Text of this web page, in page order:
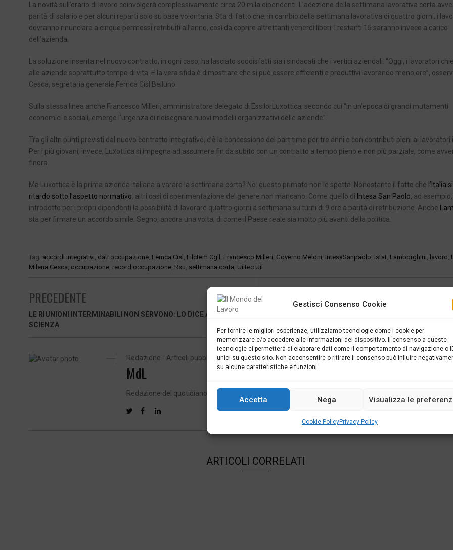
Gestisci Consenso Cookie
Per fornire le migliori esperienze, utilizziamo tecnologie come i cookie per
memorizzare e/o accedere alle informazioni del dispositivo. Il consenso a queste
tecnologie ci permetterà di elaborare dati come il comportamento di navigazione o
unici su questo sito. Non acconsentire o ritirare il consenso può influire
su alcune caratteristiche e funzioni.
Accetta Nega Visualizza le
Cookie PolicyPrivacy Policy
La novità sull’orario di lavoro coinvolgerà complessivamente circa 20 mila dipendenti. L’adozione della settimana lavorativa corta
parità di salario e per alcuni reparti solo su base volontaria. Sta di fatto che, in cambio della settimana lavorativa di quattro giorni, i
dovranno rinunciare a cinque permessi retribuiti all’anno, così da coprire altrettanti venerdì liberi. I restanti 15 saranno invece a carico
dell’azienda.
La soluzione inserita nel nuovo contratto, in ogni caso, ha lasciato soddisfatti sia i sindacati che i vertici aziendali. “Oggi, i lavoratori
alle aziende soprattutto tempo di vita. E la vera sfida è dimostrare che si può essere efficienti e produttivi lavorando meno ore”,
Cesca, segretaria generale Femca Cisl Belluno.
Sulla stessa linea anche Francesco Milleri, amministratore delegato di EssilorLuxottica, secondo cui “in un’epoca di grandi mutamenti
economici e sociali, emerge l’urgenza di ridisegnare nuovi modelli organizzativi delle aziende”.
Tra gli altri punti previsti dal nuovo contratto integrativo, c’è la concessione del part time per tre anni e con contributi pieni ai lavoratori
Per i più giovani, invece, Luxottica si impegna ad assumere fin da subito con un contratto a tempo pieno e non più parziale, come
finora.
Ma Luxottica è la prima azienda italiana a varare la settimana corta? No: questo primato non le spetta. Nonostante il fatto che l’Italia
ritardo sotto l’aspetto normativo, altri casi di sperimentazione del genere non mancano. Come quello di Intesa San Paolo, ad
introdotto per i propri dipendenti la possibilità di lavorare quattro giorni a settimana su turni di 9 ore a parità di retribuzione. Anche
sta per firmare un accordo simile. Segno, ancora una volta, di come il Paese reale sia molto più avanti della politica.
Tag: accordi integrativi, dati occupazione, Femca Cisl , Filctem Cgil , Francesco Milleri, Governo Meloni, IntesaSanpaolo, Istat, Lamborghini, lavoro,
Milena Cesca, occupazione, record occupazione, Rsu, settimana corta, Uiltec Uil
PRECEDENTE
LE RIUNIONI INTERMINABILI NON SERVONO: LO DICE ANCHE LA
SCIENZA
Redazione - Articoli pubblicati: 1
MdL
Redazione del quotidiano di attualità economica "Il Mondo del Lavoro"
ARTICOLI CORRELATI